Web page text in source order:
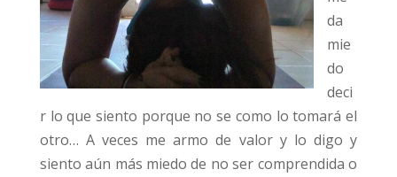
da
mie
do
deci
r lo que siento porque no se como lo tomará el
otro… A veces me armo de valor y lo digo y
siento aún más miedo de no ser comprendida o